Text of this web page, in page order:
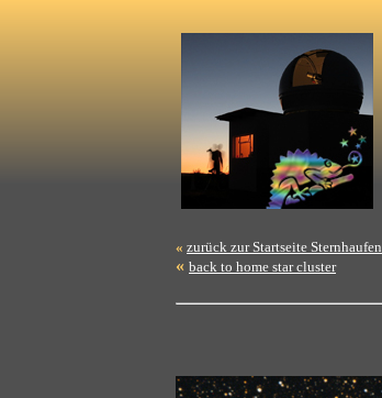
« zurück zur Startseite Sternhaufen
« back to home star cluster